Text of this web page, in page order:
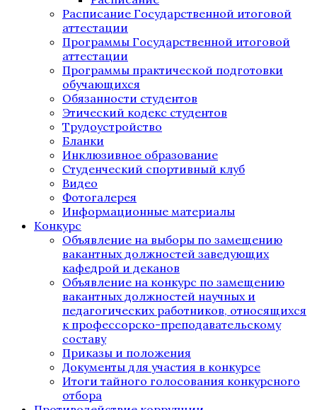
Расписание Государственной итоговой
аттестации
Программы Государственной итоговой
аттестации
Программы практической подготовки
обучающихся
Обязанности студентов
Этический кодекс студентов
Трудоустройство
Бланки
Инклюзивное образование
Студенческий спортивный клуб
Видео
Фотогалерея
Информационные материалы
Конкурс
Объявление на выборы по замещению
вакантных должностей заведующих
кафедрой и деканов
Объявление на конкурс по замещению
вакантных должностей научных и
педагогических работников, относящихся
к профессорско-преподавательскому
составу
Приказы и положения
Документы для участия в конкурсе
Итоги тайного голосования конкурсного
отбора